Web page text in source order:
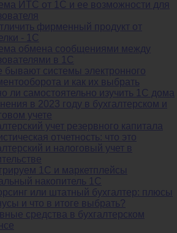
ИТС от 1С и ее возможности для
фирменный продукт от
- 1С
обмена сообщениями между
в 1С
бывают системы электронного
и как их выбрать
ли самостоятельно изучить 1С дома
в 2023 году в бухгалтерском и
учете
учет резервного капитала
отчетность: что это
и налоговый учет в
1С и маркетплейсы
накопитель 1С
или штатный бухгалтер: плюсы
и что в итоге выбрать?
средства в бухгалтерском